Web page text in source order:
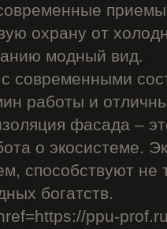
охрану от
модный вид.
современными
работы и
фасада –
о экосистеме.
способствуют не
богатств.
ppu-